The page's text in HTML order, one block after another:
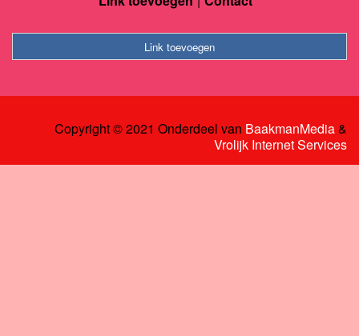
Link toevoegen
Copyright © 2021 Onderdeel van BaakmanMedia&
Vrolijk Internet Services